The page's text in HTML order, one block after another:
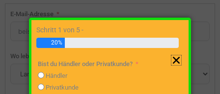
E-Mail-Adresse
Wo lebst du?
Schritt 1 von 5 -
20%
Bist du Händler oder Privatkunde?
Händler
Privatkunde